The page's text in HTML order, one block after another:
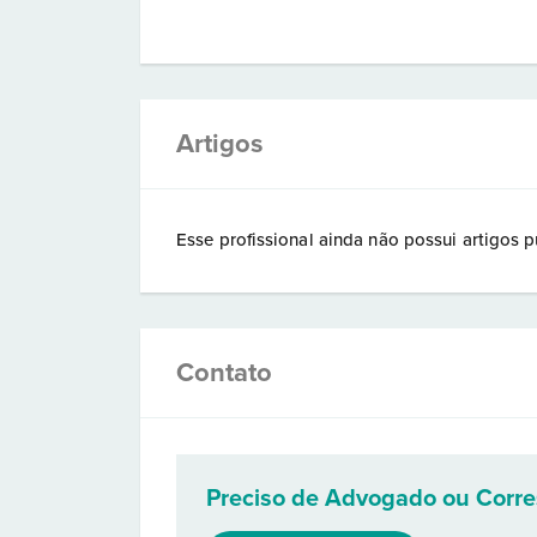
Artigos
Esse profissional ainda não possui artigos
Contato
Preciso de Advogado ou